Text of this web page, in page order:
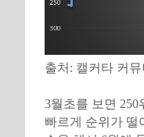
출처: 캘커타 커뮤
3월초를 보면
빠르게 순위가 떨